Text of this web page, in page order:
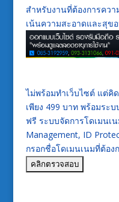
สำหรับงานที่ต้องการคว
เน้นความสะอาดและสุข
ไม่พร้อมทำเว็บไซต์ แต่คิ
เพียง 499 บาท พร้อมระ
ฟรี ระบบจัดการโดเมนเ
Management, ID
กรอกชื่อโดเมนเนมที่ต้อง